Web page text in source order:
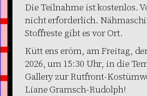
Die Teilnahme ist kostenlos.
nicht erforderlich.
Stoffreste gibt es vor Ort.
Kütt ens eröm, am Freitag,
2026, um 15:30 Uhr, in die
Gallery zur Rutfront-
Liane Gramsch-Rudolph!